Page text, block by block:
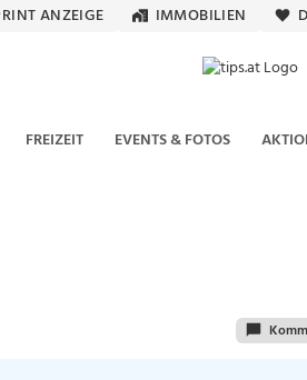
ANZEIGE IMMOBILIEN
FREIZEIT EVENTS & FOTOS